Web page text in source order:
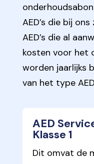
AED’s die bij
AED’s die al
kosten voor het
worden jaarlijks
van het type
AED
Klasse 1
Dit omvat de